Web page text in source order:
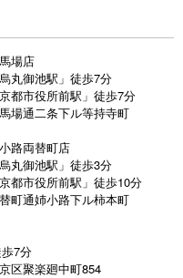
場店
丸御池駅」徒歩7分
都市役所前駅」徒歩7分
場通二条下ル等持寺町
路両替町店
丸御池駅」徒歩3分
都市役所前駅」徒歩10分
町通姉小路下ル柿本町
7分
区聚楽廻中町854